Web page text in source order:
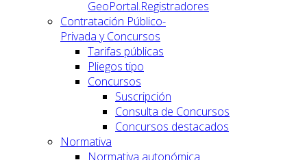
GeoPortal.Registradores
Contratación Público-
Privada y Concursos
Tarifas públicas
Pliegos tipo
Concursos
Suscripción
Consulta de Concursos
Concursos destacados
Normativa
Normativa autonómica